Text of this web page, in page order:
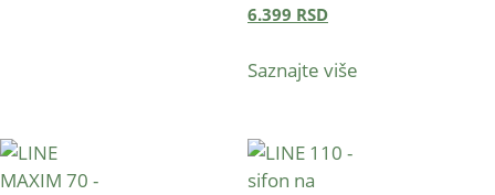
6.399 RSD
Saznajte više